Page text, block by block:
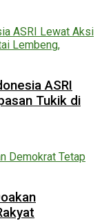
ASRI
Tukik di